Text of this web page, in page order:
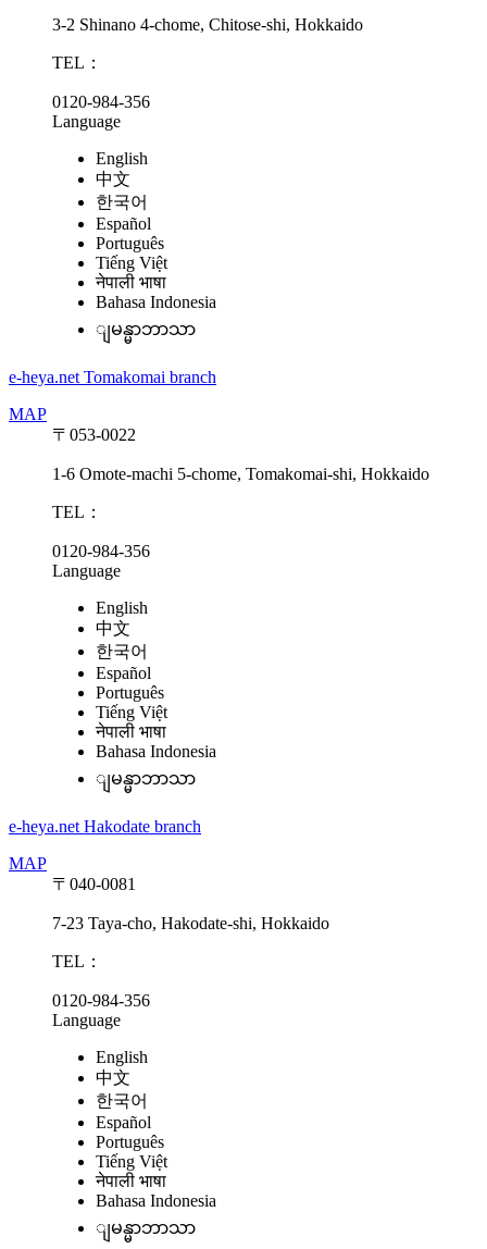
3-2 Shinano 4-chome, Chitose-shi, Hokkaido
TEL：
0120-984-356
Language
English
中文
한국어
Español
Português
Tiếng Việt
नेपाली भाषा
Bahasa Indonesia
ျမန္မာဘာသာ
e-heya.net Tomakomai branch
MAP
〒053-0022
1-6 Omote-machi 5-chome, Tomakomai-shi, Hokkaido
TEL：
0120-984-356
Language
English
中文
한국어
Español
Português
Tiếng Việt
नेपाली भाषा
Bahasa Indonesia
ျမန္မာဘာသာ
e-heya.net Hakodate branch
MAP
〒040-0081
7-23 Taya-cho, Hakodate-shi, Hokkaido
TEL：
0120-984-356
Language
English
中文
한국어
Español
Português
Tiếng Việt
नेपाली भाषा
Bahasa Indonesia
ျမန္မာဘာသာ